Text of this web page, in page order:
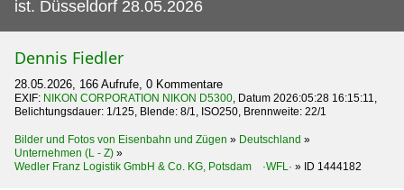
ist. Düsseldorf 28.05.2026
Dennis Fiedler
28.05.2026, 166 Aufrufe, 0 Kommentare
EXIF: NIKON CORPORATION NIKON D5300, Datum 2026:05:28 16:15:11,
Belichtungsdauer: 1/125, Blende: 8/1, ISO250, Brennweite: 22/1
Bilder und Fotos von Eisenbahn und Zügen » Deutschland »
Unternehmen (L - Z) »
Wedler Franz Logistik GmbH & Co. KG, Potsdam ·WFL· » ID 1444182